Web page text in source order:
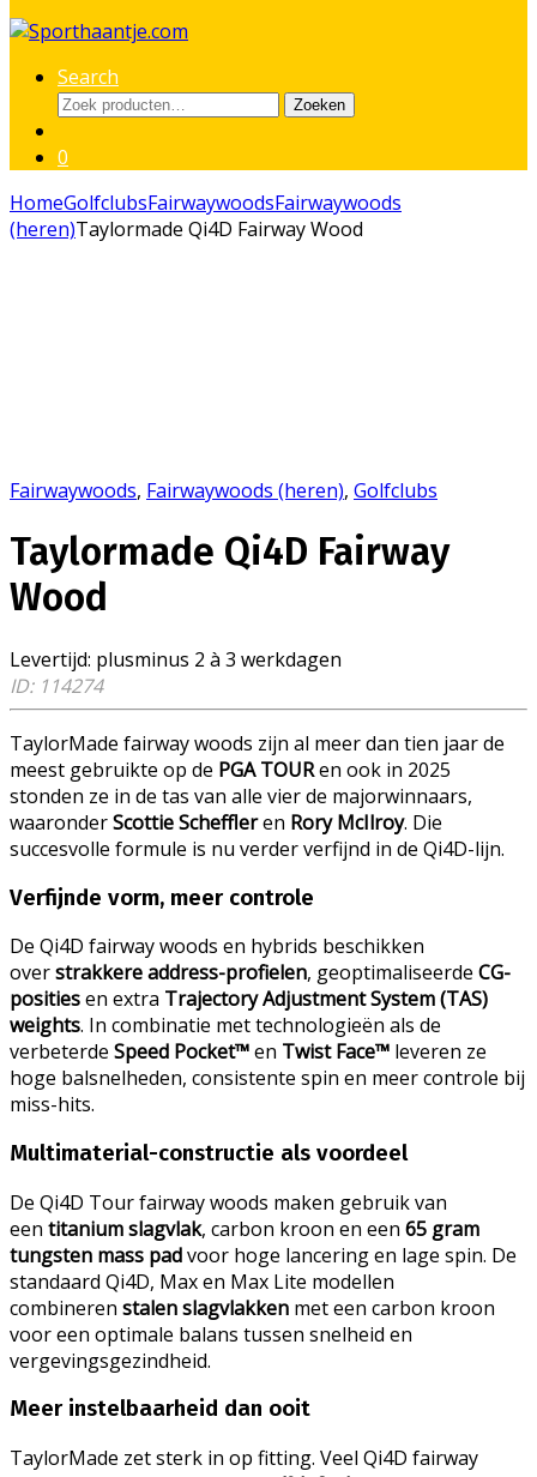
Search
Zoeken
Zoeken
0
HomeGolfclubsFairwaywoodsFairwaywoods
(heren)Taylormade Qi4D Fairway Wood
Fairwaywoods, Fairwaywoods (heren), Golfclubs
Taylormade Qi4D Fairway
Wood
Levertijd: plusminus 2 à 3 werkdagen
ID: 114274
TaylorMade fairway woods zijn al meer dan tien jaar de
meest gebruikte op de PGA TOURen ook in 2025
stonden ze in de tas van alle vier de majorwinnaars,
waaronderScottie Scheffleren Rory McIlroy. Die
succesvolle formule is nu verder verfijnd in de Qi4D-lijn.
Verfijnde vorm, meer controle
De Qi4D fairway woods en hybrids beschikken
overstrakkere address-profielen, geoptimaliseerde CG-
positiesen extra Trajectory Adjustment System (TAS)
weights. In combinatie met technologieën als de
verbeterde Speed Pocket™en Twist Face™ leveren ze
hoge balsnelheden, consistente spin en meer controle bij
miss-hits.
Multimaterial-constructie als voordeel
De Qi4D Tour fairway woods maken gebruik van
een titanium slagvlak, carbon kroon en een 65 gram
tungsten mass padvoor hoge lancering en lage spin. De
standaard Qi4D, Max en Max Lite modellen
combineren stalen slagvlakken met een carbon kroon
voor een optimale balans tussen snelheid en
vergevingsgezindheid.
Meer instelbaarheid dan ooit
TaylorMade zet sterk in op fitting. Veel Qi4D fairway